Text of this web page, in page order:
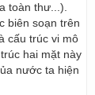
toàn thư...).
biên soạn trên
cấu trúc vi mô
hai mặt này
nước ta hiện